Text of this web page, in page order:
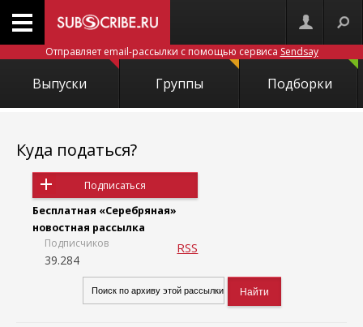
Отправляет email-рассылки с помощью сервиса Sendsay
Выпуски Группы Подборки
Куда податься?
Подписаться
Бесплатная «Серебряная»
новостная рассылка
Подписчиков
39.284
RSS